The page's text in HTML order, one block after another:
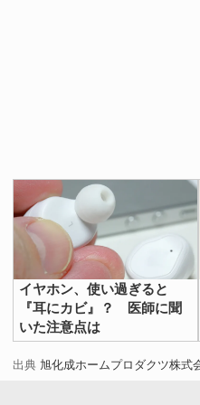
イヤホン、使い過ぎると
『耳にカビ』？ 医師に聞
いた注意点は
出典 旭化成ホームプロダクツ株式